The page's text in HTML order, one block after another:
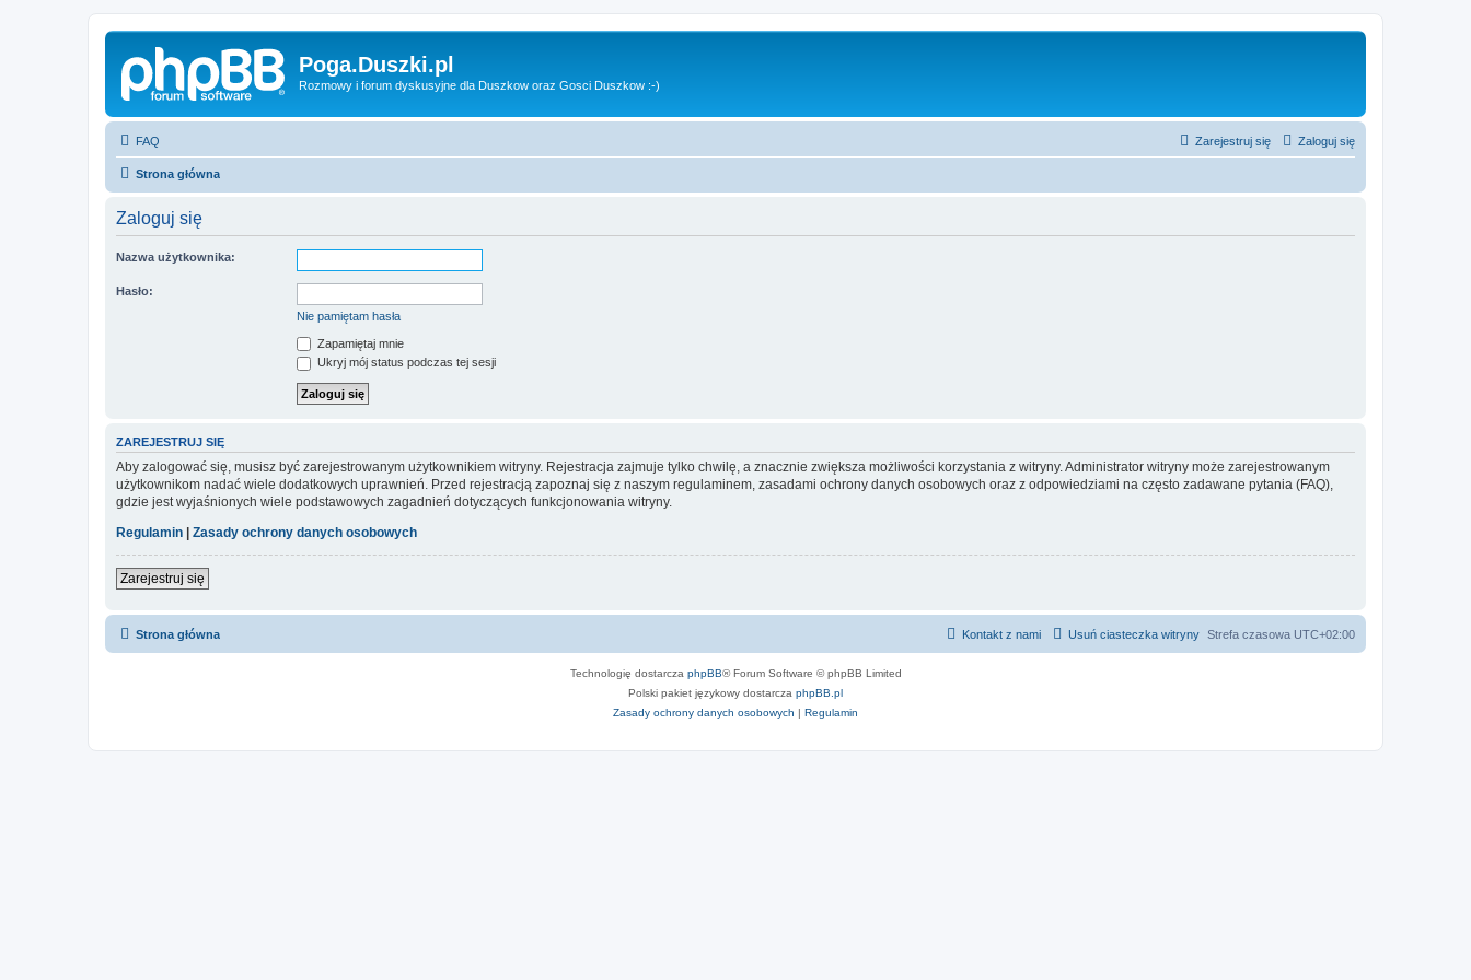
Poga.Duszki.pl
Rozmowy i forum dyskusyjne dla Duszkow oraz Gosci Duszkow :-)
FAQ Zaloguj się
Zarejestruj się
Strona główna
Zaloguj się
Nazwa użytkownika:
Hasło:
Nie pamiętam hasła
Zapamiętaj mnie
Ukryj mój status podczas tej sesji
ZAREJESTRUJ SIĘ
Aby zalogować się, musisz być zarejestrowanym użytkownikiem witryny. Rejestracja zajmuje tylko chwilę, a znacznie zwiększa możliwości korzystania z witryny. Administrator witryny może zarejestrowanym
użytkownikom nadać wiele dodatkowych uprawnień. Przed rejestracją zapoznaj się z naszym regulaminem, zasadami ochrony danych osobowych oraz z odpowiedziami na często zadawane pytania (FAQ),
gdzie jest wyjaśnionych wiele podstawowych zagadnień dotyczących funkcjonowania witryny.
Regulamin
Zasady ochrony danych osobowych
Zarejestruj się
Strona główna Strefa czasowa UTC+02:00
Usuń ciasteczka witryny
Kontakt z nami
Technologię dostarcza phpBB® Forum Software © phpBB Limited
Polski pakiet językowy dostarcza phpBB.pl
Zasady ochrony danych osobowych | Regulamin